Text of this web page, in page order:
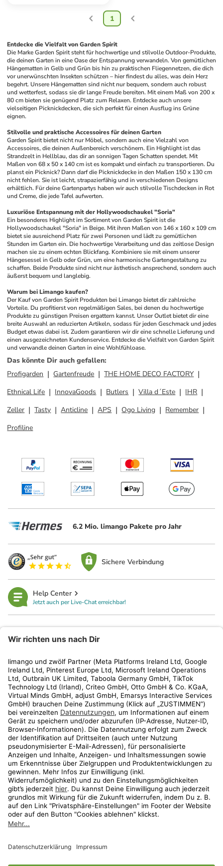
1
Entdecke die Vielfalt von Garden Spirit
Die Marke Garden Spirit steht für hochwertige und stilvolle Outdoor-Produkte,
die deinen Garten in eine Oase der Entspannung verwandeln. Von gemütlichen
Hängematten in Gelb und Grün bis hin zu praktischen Fliegennetzen, die dich
vor unerwünschten Insekten schützen – hier findest du alles, was dein Herz
begehrt. Unsere Hängematten sind nicht nur bequem, sondern auch robust
und wetterfest, sodass sie dir lange Freude bereiten. Mit einem Maß von 200 x
80 cm bieten sie genügend Platz zum Relaxen. Entdecke auch unsere
vielseitigen Picknickdecken, die sich perfekt für einen Ausflug ins Grüne
eignen.
Stilvolle und praktische Accessoires für deinen Garten
Garden Spirit bietet nicht nur Möbel, sondern auch eine Vielzahl von
Accessoires, die deinen Außenbereich verschönern. Ein Highlight ist das
Strandzelt in Hellblau, das dir an sonnigen Tagen Schatten spendet. Mit
Maßen von 68 x 50 x 140 cm ist es kompakt und einfach zu transportieren. Du
planst ein Picknick? Dann darf die Picknickdecke in den Maßen 150 x 130 cm
nicht fehlen. Sie ist leicht, strapazierfähig und in verschiedenen Designs
erhältlich. Für deine Gartenpartys haben wir auch stilvolle Tischdecken in Rot
und Creme, die jede Tafel aufwerten.
Luxuriöse Entspannung mit der Hollywoodschaukel "Soria"
Ein besonderes Highlight im Sortiment von Garden Spirit ist die
Hollywoodschaukel "Soria" in Beige. Mit ihren Maßen von 146 x 160 x 109 cm
bietet sie ausreichend Platz für zwei Personen und lädt zu gemütlichen
Stunden im Garten ein. Die hochwertige Verarbeitung und das zeitlose Design
machen sie zu einem echten Blickfang. Kombiniere sie mit einem unserer
Hängesessel in Gelb oder Grün, um eine harmonische Gartengestaltung zu
schaffen. Beide Produkte sind nicht nur ästhetisch ansprechend, sondern auch
äußerst bequem und langlebig.
Warum bei Limango kaufen?
Der Kauf von Garden Spirit Produkten bei Limango bietet dir zahlreiche
Vorteile. Du profitierst von regelmäßigen Sales, bei denen du hochwertige
Produkte zu günstigen Preisen ergattern kannst. Unser Outlet bietet dir eine
breite Auswahl an reduzierten Artikeln, sodass für jeden Geschmack und jedes
Budget etwas dabei ist. Zudem garantieren wir dir eine schnelle Lieferung und
einen ausgezeichneten Kundenservice. Entdecke die Vielfalt von Garden Spirit
und verwandle deinen Garten in eine Wohlfühloase.
Das könnte Dir auch gefallen:
Profigarden
Gartenfreude
THE HOME DECO FACTORY
Ethnical Life
InnovaGoods Butlers Villa d´Este
IHR
Zeller
Tasty Anticline APS Ogo Living
Remember
Profiline
6.2 Mio. limango Pakete pro Jahr
Sichere Verbindung
Help Center
Jetzt auch per Live-Chat erreichbar!
Kundenservice
Shop
Aktionen
Travel